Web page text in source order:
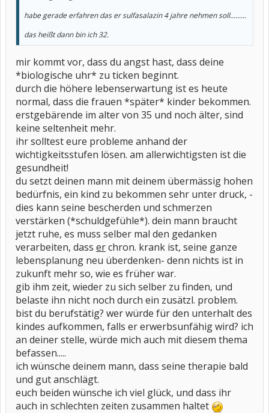
habe gerade erfahren das er sulfasalazin 4 jahre nehmen soll.........
das heißt dann bin ich 32.
mir kommt vor, dass du angst hast, dass deine
*biologische uhr* zu ticken beginnt.
durch die höhere lebenserwartung ist es heute
normal, dass die frauen *später* kinder bekommen.
erstgebärende im alter von 35 und noch älter, sind
keine seltenheit mehr.
ihr solltest eure probleme anhand der
wichtigkeitsstufen lösen. am allerwichtigsten ist die
gesundheit!
du setzt deinen mann mit deinem übermässig hohen
bedürfnis, ein kind zu bekommen sehr unter druck, -
dies kann seine bescherden und schmerzen
verstärken (*schuldgefühle*). dein mann braucht
jetzt ruhe, es muss selber mal den gedanken
verarbeiten, dass erchron. krank ist, seine ganze
lebensplanung neu überdenken- denn nichts ist in
zukunft mehr so, wie es früher war.
gib ihm zeit, wieder zu sich selber zu finden, und
belaste ihn nicht noch durch ein zusätzl. problem.
bist du berufstätig? wer würde für den unterhalt des
kindes aufkommen, falls er erwerbsunfähig wird? ich
an deiner stelle, würde mich auch mit diesem thema
befassen.....
ich wünsche deinem mann, dass seine therapie bald
und gut anschlägt.
euch beiden wünsche ich viel glück, und dass ihr
auch in schlechten zeiten zusammen haltet